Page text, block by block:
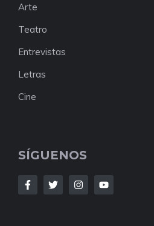
Arte
Teatro
Entrevistas
Letras
Cine
SÍGUENOS